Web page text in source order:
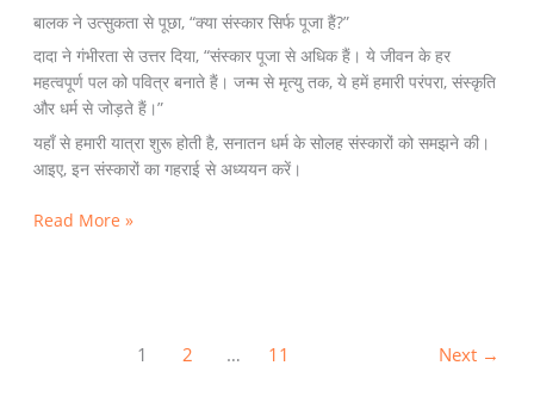
बालक ने उत्सुकता से पूछा, “क्या संस्कार सिर्फ पूजा हैं?”
दादा ने गंभीरता से उत्तर दिया, “संस्कार पूजा से अधिक हैं। ये जीवन के हर
महत्वपूर्ण पल को पवित्र बनाते हैं। जन्म से मृत्यु तक, ये हमें हमारी परंपरा, संस्कृति
और धर्म से जोड़ते हैं।”
यहाँ से हमारी यात्रा शुरू होती है, सनातन धर्म के सोलह संस्कारों को समझने की।
आइए, इन संस्कारों का गहराई से अध्ययन करें।
Read More »
1 2 … 11 Next →